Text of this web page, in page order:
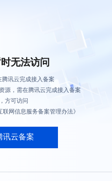
无法访问
腾讯云完成接入备案
源，需在腾讯云完成接入备案
方可访问
网信息服务备案管理办法》
讯云备案